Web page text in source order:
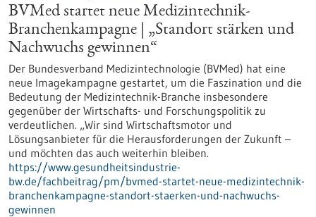
BVMed startet neue Medizintechnik-
Branchenkampagne | „Standort stärken und
Nachwuchs gewinnen“
Der Bundesverband Medizintechnologie (BVMed) hat eine
neue Imagekampagne gestartet, um die Faszination und die
Bedeutung der Medizintechnik-Branche insbesondere
gegenüber der Wirtschafts- und Forschungspolitik zu
verdeutlichen. „Wir sind Wirtschaftsmotor und
Lösungsanbieter für die Herausforderungen der Zukunft –
und möchten das auch weiterhin bleiben.
https://www.gesundheitsindustrie-
bw.de/fachbeitrag/pm/bvmed-startet-neue-medizintechnik-
branchenkampagne-standort-staerken-und-nachwuchs-
gewinnen